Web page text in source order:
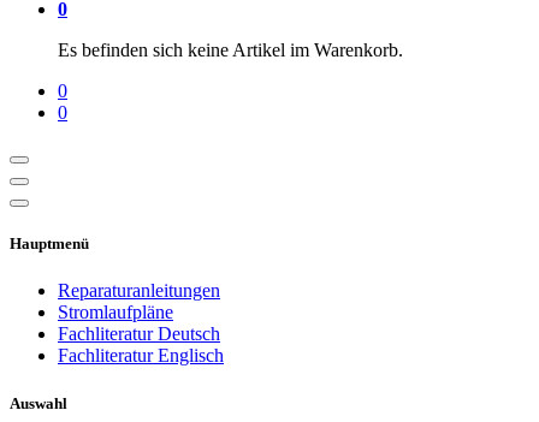
0
Es befinden sich keine Artikel im Warenkorb.
0
0
Hauptmenü
Reparaturanleitungen
Stromlaufpläne
Fachliteratur Deutsch
Fachliteratur Englisch
Auswahl